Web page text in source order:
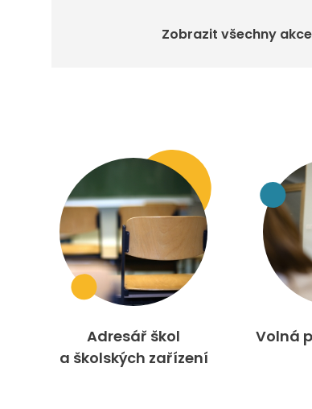
Zobrazit všechny akce
Adresář škol
a školských zařízení
Volná